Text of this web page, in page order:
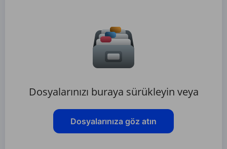
Dosyalarınızı buraya sürükleyin veya
Dosyalarınıza göz atın